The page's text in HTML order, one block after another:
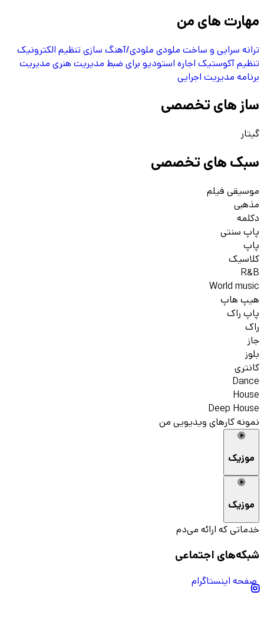
مهارت های من
ترانه سرایی و ساخت ملودی ملودی/آهنگ سازی تنظیم الکترونیک
تنظیم آکوستیک اجاره استودیو برای ضبط مدیریت هنری مدیریت
برنامه مدیریت اجرایی
ساز های تخصصی
گیتار
سبک های تخصصی
موسیقی فیلم
مذهبی
دکلمه
پاپ سنتی
پاپ
کلاسیک
R&B
World music
هیپ هاپ
پاپ راک
راک
جاز
بلوز
کانتری
Dance
House
Deep House
نمونه کارهای ویدیویی من
موزیک
موزیک
خدماتی که ارائه می‌دم
شبکه‌های اجتماعی
صفحه اینستاگرام